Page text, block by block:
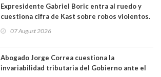
Expresidente Gabriel Boric entra al ruedo y
cuestiona cifra de Kast sobre robos violentos.
07 August 2026
Abogado Jorge Correa cuestiona la
invariabilidad tributaria del Gobierno ante el